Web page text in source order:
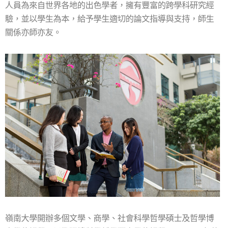
人員為來自世界各地的出色學者，擁有豐富的跨學科研究經
驗，並以學生為本，給予學生適切的論文指導與支持，師生
關係亦師亦友。
嶺南大學開辦多個文學、商學、社會科學哲學碩士及哲學博